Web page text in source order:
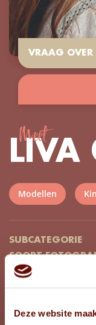
Deze website
VRAAG OVER
Meet
LIVA
Modellen
SUBCATEGORIE
SOORT
GESLACHT
LEEFTIJD
PROVINCIE